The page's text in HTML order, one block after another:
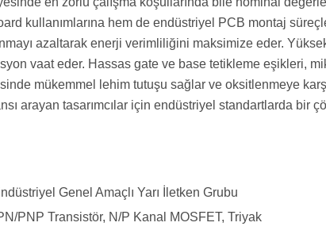
kullanımlarına hem de endüstriyel PCB montaj
azaltarak enerji verimliliğini maksimize eder.
vaat eder. Hassas gate ve base tetikleme eşikleri,
mükemmel lehim tutuşu sağlar ve oksitlenmeye
arayan tasarımcılar için endüstriyel standartlarda bir
Genel Amaçlı Yarı İletken Grubu
PNP Transistör, N/P Kanal MOSFET, Triyak